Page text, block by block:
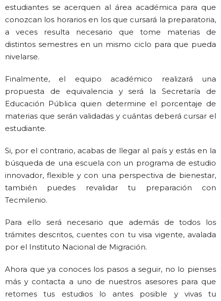
estudiantes se acerquen al área académica para que
conozcan los horarios en los que cursará la preparatoria,
a veces resulta necesario que tome materias de
distintos semestres en un mismo ciclo para que pueda
nivelarse.
Finalmente, el equipo académico realizará una
propuesta de equivalencia y será la Secretaría de
Educación Pública quien determine el porcentaje de
materias que serán validadas y cuántas deberá cursar el
estudiante.
Si, por el contrario, acabas de llegar al país y estás en la
búsqueda de una escuela con un programa de estudio
innovador, flexible y con una perspectiva de bienestar,
también puedes revalidar tu preparación con
Tecmilenio.
Para ello será necesario que además de todos los
trámites descritos, cuentes con tu visa vigente, avalada
por el Instituto Nacional de Migración.
Ahora que ya conoces los pasos a seguir, no lo pienses
más y contacta a uno de nuestros asesores para que
retomes tus estudios lo antes posible y vivas tu